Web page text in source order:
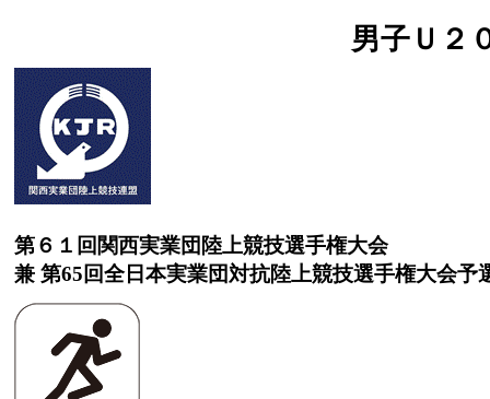
男子Ｕ２
第６１回関西実業団陸上競技選手権大会
兼 第65回全日本実業団対抗陸上競技選手権大会予